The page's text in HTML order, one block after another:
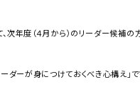
次年度（４月から）のリーダー候補の
ダーが身につけておくべき心構え」で